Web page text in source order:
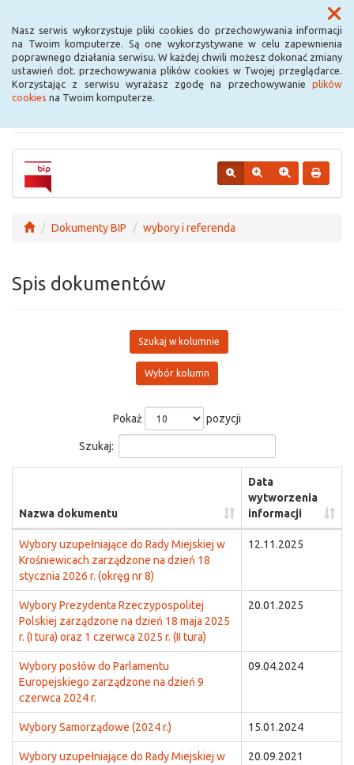
Nasz serwis wykorzystuje pliki cookies do przechowywania informacji
na Twoim komputerze. Są one wykorzystywane w celu zapewnienia
poprawnego działania serwisu. W każdej chwili możesz dokonać zmiany
ustawień dot. przechowywania plików cookies w Twojej przeglądarce.
Korzystając z serwisu wyrażasz zgodę na przechowywanie plików
cookies na Twoim komputerze.
Menu
Urząd Miejski w
Krośniewicach
Dokumenty BIP wybory i referenda
Spis dokumentów
Szukaj w kolumnie
Wybór kolumn
Pokaż pozycji
Szukaj:
Nazwa dokumentu
Data
wytworzenia
informacji
Wybory uzupełniające do Rady Miejskiej w
Krośniewicach zarządzone na dzień 18
stycznia 2026 r. (okręg nr 8)
12.11.2025
Wybory Prezydenta Rzeczypospolitej
Polskiej zarządzone na dzień 18 maja 2025
r. (I tura) oraz 1 czerwca 2025 r. (II tura)
20.01.2025
Wybory posłów do Parlamentu
Europejskiego zarządzone na dzień 9
czerwca 2024 r.
09.04.2024
Wybory Samorządowe (2024 r.) 15.01.2024
Wybory uzupełniające do Rady Miejskiej w
20.09.2021